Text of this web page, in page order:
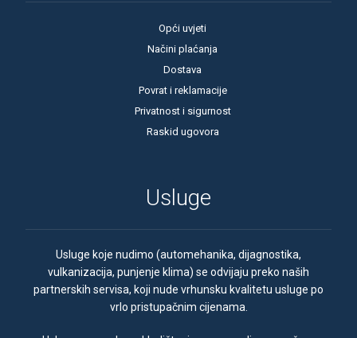
Opći uvjeti
Načini plaćanja
Dostava
Povrat i reklamacije
Privatnost i sigurnost
Raskid ugovora
Usluge
Usluge koje nudimo (automehanika, dijagnostika,
vulkanizacija, punjenje klima) se odvijaju preko naših
partnerskih servisa, koji nude vrhunsku kvalitetu usluge po
vrlo pristupačnim cijenama.